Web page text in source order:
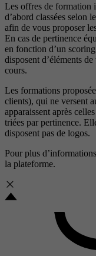
Les offres de formation
d’abord classées selon
afin de vous proposer
En cas de pertinence
en fonction d’un
disposent d’éléments
cours.
Les formations
clients), qui ne versent
apparaissent après
triées par pertinence.
disposent pas de logos.
Pour plus
la plateforme.